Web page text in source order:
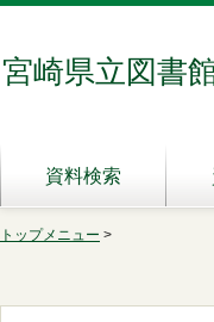
宮崎県立図書
資料検索
トップメニュー >